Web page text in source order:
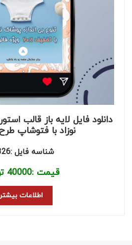
دانلود فایل لایه باز قالب
نوزاد با فتوشاپ طرح
شناسه فایل :48326
قیمت :40000
اطلاعات بیشتر